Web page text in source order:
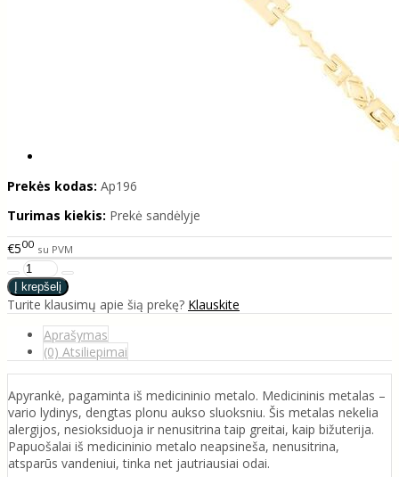
Prekės kodas: Ap196
Turimas kiekis: Prekė sandėlyje
€500 su PVM
Turite klausimų apie šią prekę? Klauskite
Aprašymas
(0) Atsiliepimai
Apyrankė, pagaminta iš medicininio metalo. Medicininis metalas –
vario lydinys, dengtas plonu aukso sluoksniu. Šis metalas nekelia
alergijos, nesioksiduoja ir nenusitrina taip greitai, kaip bižuterija.
Papuošalai iš medicininio metalo neapsineša, nenusitrina,
atsparūs vandeniui, tinka net jautriausiai odai.